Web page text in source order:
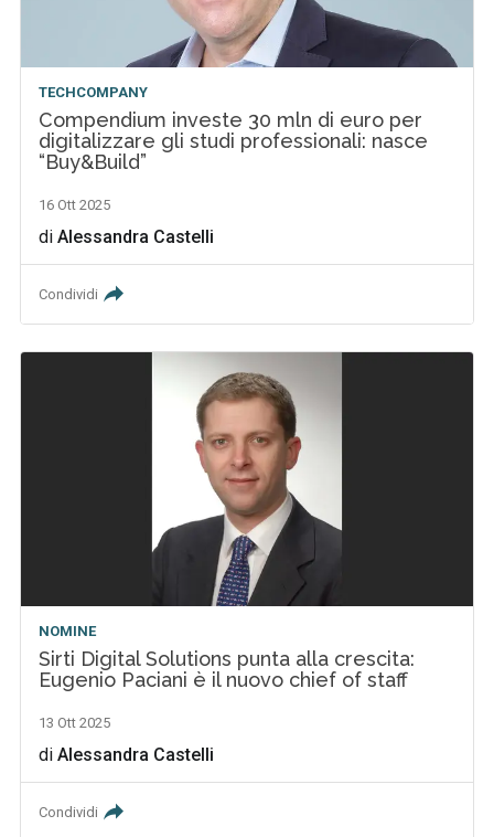
TECHCOMPANY
Compendium investe 30 mln di euro per
digitalizzare gli studi professionali: nasce
“Buy&Build”
16 Ott 2025
diAlessandra Castelli
Condividi
NOMINE
Sirti Digital Solutions punta alla crescita:
Eugenio Paciani è il nuovo chief of staff
13 Ott 2025
diAlessandra Castelli
Condividi